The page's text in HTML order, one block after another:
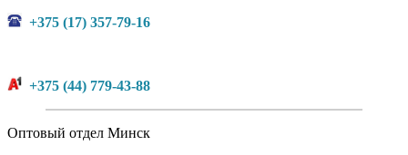
+375 (17) 357-79-16
+375 (44) 779-43-88
Оптовый отдел Минск